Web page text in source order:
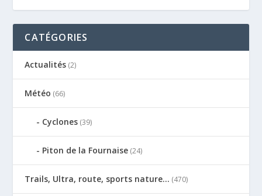
CATÉGORIES
Actualités (2)
Météo (66)
Cyclones (39)
Piton de la Fournaise (24)
Trails, Ultra, route, sports nature… (470)